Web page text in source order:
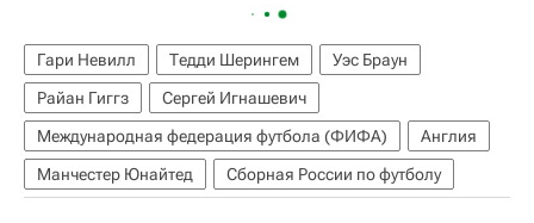
Гари Невилл Тедди Шерингем
Уэс Браун
Райан Гиггз
Сергей Игнашевич
Международная федерация футбола (ФИФА)
Англия
Манчестер Юнайтед
Сборная России по футболу